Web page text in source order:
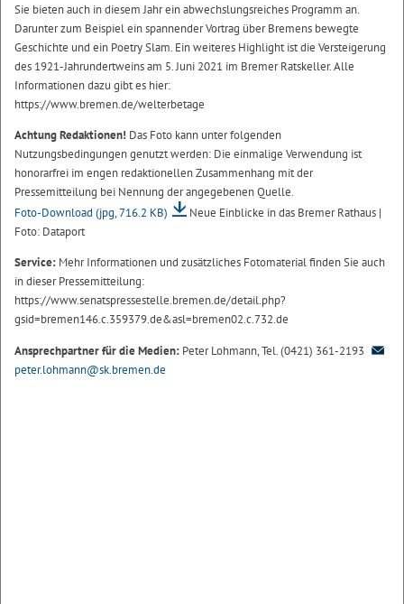
Sie bieten auch in diesem Jahr ein abwechslungsreiches Programm an.
Darunter zum Beispiel ein spannender Vortrag über Bremens bewegte
Geschichte und ein Poetry Slam. Ein weiteres Highlight ist die Versteigerung
des 1921-Jahrundertweins am 5. Juni 2021 im Bremer Ratskeller. Alle
Informationen dazu gibt es hier:
https://www.bremen.de/welterbetage
Achtung Redaktionen! Das Foto kann unter folgenden
Nutzungsbedingungen genutzt werden: Die einmalige Verwendung ist
honorarfrei im engen redaktionellen Zusammenhang mit der
Pressemitteilung bei Nennung der angegebenen Quelle.
Foto-Download (jpg, 716.2 KB)
Neue Einblicke in das Bremer Rathaus |
Foto: Dataport
Service: Mehr Informationen und zusätzliches Fotomaterial finden Sie auch
in dieser Pressemitteilung:
https://www.senatspressestelle.bremen.de/detail.php?
gsid=bremen146.c.359379.de&asl=bremen02.c.732.de
Ansprechpartner für die Medien: Peter Lohmann, Tel. (0421) 361-2193
peter.lohmann@sk.bremen.de